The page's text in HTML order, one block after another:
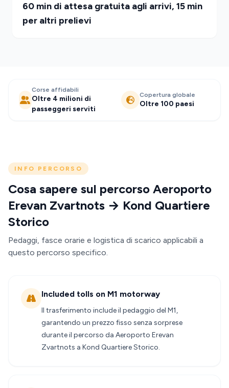
60 min di attesa gratuita agli arrivi, 15 min
per altri prelievi
Corse affidabili
Oltre 4 milioni di
passeggeri serviti
Copertura globale
Oltre 100 paesi
INFO PERCORSO
Cosa sapere sul percorso Aeroporto
Erevan Zvartnots → Kond Quartiere
Storico
Pedaggi, fasce orarie e logistica di scarico applicabili a
questo percorso specifico.
Included tolls on M1 motorway
Il trasferimento include il pedaggio del M1,
garantendo un prezzo fisso senza sorprese
durante il percorso da Aeroporto Erevan
Zvartnots a Kond Quartiere Storico.